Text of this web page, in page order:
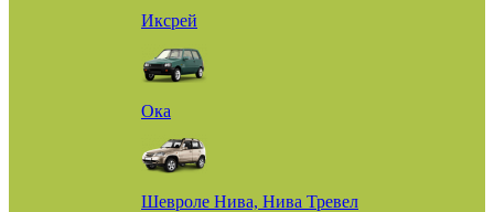
Иксрей
Ока
Шевроле Нива, Нива Тревел